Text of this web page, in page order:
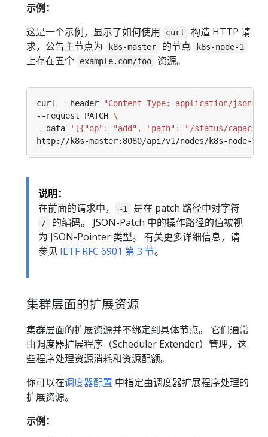
示例：
这是一个示例，显示了如何使用
curl
构造 HTTP 请
求，公告主节点为
k8s-master 的节点 k8s-node-1
上存在五个 example.com/foo 资源。
curl --header
"Content-Type: application/json-
--request PATCH
--data
'[{"op": "add", "path": "/status/
说明：
在前面的请求中，
~1 是在 patch 路径中对字符
/
的编码。 JSON-Patch 中的操作路径的值被视
为 JSON-Pointer 类型。 有关更多详细信息，请
参见 IETF RFC 6901 第 3 节。
集群层面的扩展资源
集群层面的扩展资源并不绑定到具体节点。 它们通常
由调度器扩展程序（Scheduler Extender）管理，这
些程序处理资源消耗和资源配额。
你可以在调度器配置 中指定由调度器扩展程序处理的
扩展资源。
示例：